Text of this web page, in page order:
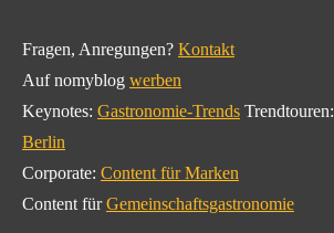
Fragen, Anregungen? Kontakt
Auf nomyblog werben
Keynotes: Gastronomie-Trends Trendtouren:
Berlin
Corporate: Content für Marken
Content fürGemeinschaftsgastronomie